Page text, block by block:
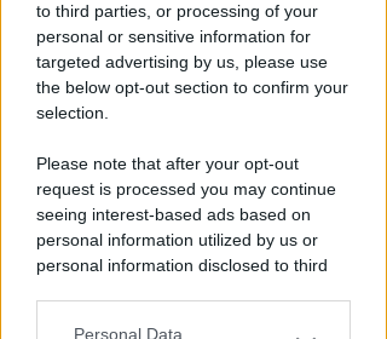
to third parties, or processing of your
personal or sensitive information for
targeted advertising by us, please use
the below opt-out section to confirm your
selection.
Please note that after your opt-out
request is processed you may continue
seeing interest-based ads based on
personal information utilized by us or
personal information disclosed to third
Personal Data
Muore a 19 anni Tommaso
Ugolini, nipote della consigliera
regionale
diRedazione